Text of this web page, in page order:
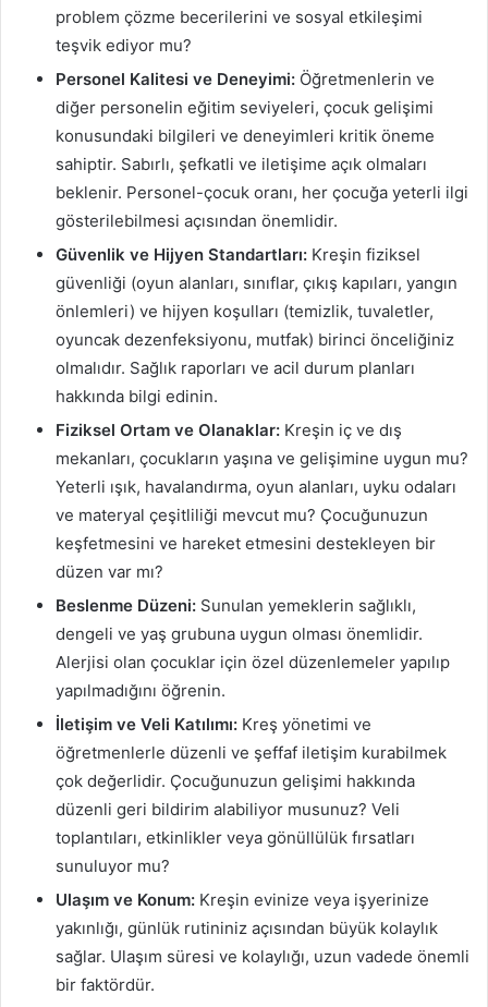
problem çözme becerilerini ve sosyal etkileşimi
teşvik ediyor mu?
Personel Kalitesi ve Deneyimi: Öğretmenlerin ve
diğer personelin eğitim seviyeleri, çocuk gelişimi
konusundaki bilgileri ve deneyimleri kritik öneme
sahiptir. Sabırlı, şefkatli ve iletişime açık olmaları
beklenir. Personel-çocuk oranı, her çocuğa yeterli ilgi
gösterilebilmesi açısından önemlidir.
Güvenlik ve Hijyen Standartları: Kreşin fiziksel
güvenliği (oyun alanları, sınıflar, çıkış kapıları, yangın
önlemleri) ve hijyen koşulları (temizlik, tuvaletler,
oyuncak dezenfeksiyonu, mutfak) birinci önceliğiniz
olmalıdır. Sağlık raporları ve acil durum planları
hakkında bilgi edinin.
Fiziksel Ortam ve Olanaklar: Kreşin iç ve dış
mekanları, çocukların yaşına ve gelişimine uygun mu?
Yeterli ışık, havalandırma, oyun alanları, uyku odaları
ve materyal çeşitliliği mevcut mu? Çocuğunuzun
keşfetmesini ve hareket etmesini destekleyen bir
düzen var mı?
Beslenme Düzeni: Sunulan yemeklerin sağlıklı,
dengeli ve yaş grubuna uygun olması önemlidir.
Alerjisi olan çocuklar için özel düzenlemeler yapılıp
yapılmadığını öğrenin.
İletişim ve Veli Katılımı: Kreş yönetimi ve
öğretmenlerle düzenli ve şeffaf iletişim kurabilmek
çok değerlidir. Çocuğunuzun gelişimi hakkında
düzenli geri bildirim alabiliyor musunuz? Veli
toplantıları, etkinlikler veya gönüllülük fırsatları
sunuluyor mu?
Ulaşım ve Konum: Kreşin evinize veya işyerinize
yakınlığı, günlük rutininiz açısından büyük kolaylık
sağlar. Ulaşım süresi ve kolaylığı, uzun vadede önemli
bir faktördür.